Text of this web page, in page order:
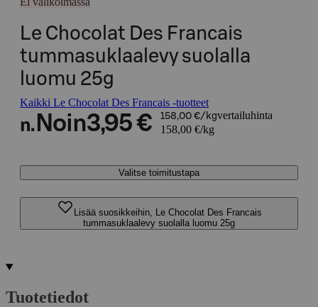
Le Chocolat Des Francais
tummasuklaalevy suolalla
luomu 25g
Kaikki Le Chocolat Des Francais -tuotteet
n. Noin3,95 € 158,00 €/kgvertailuhinta
158,00 €/kg
Valitse toimitustapa
Lisää suosikkeihin, Le Chocolat Des Francais
tummasuklaalevy suolalla luomu 25g
Tuotetiedot